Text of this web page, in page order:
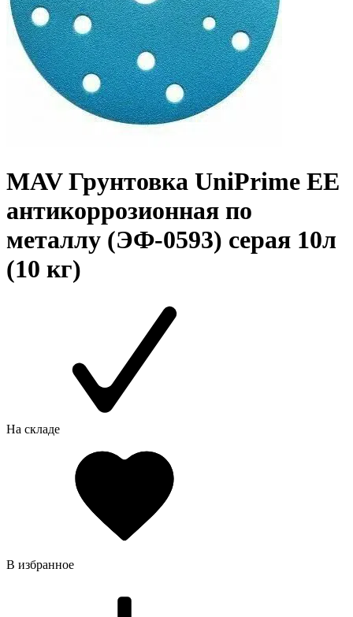
MAV Грунтовка UniPrime EE
антикоррозионная по
металлу (ЭФ-0593) серая 10л
(10 кг)
На складе
В избранное